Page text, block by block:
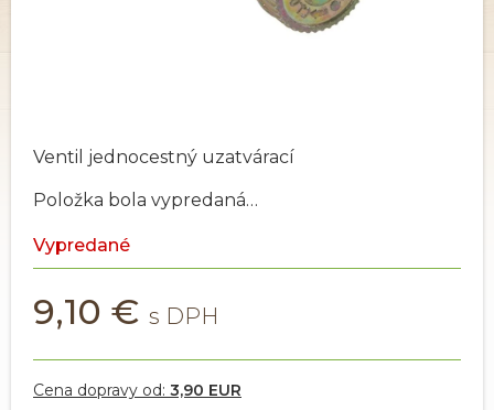
Vypredané
9,10 €
Položka bola vypredaná…
Ventil jednocestný uzatvárací
Cena dopravy od: 3,90 EUR